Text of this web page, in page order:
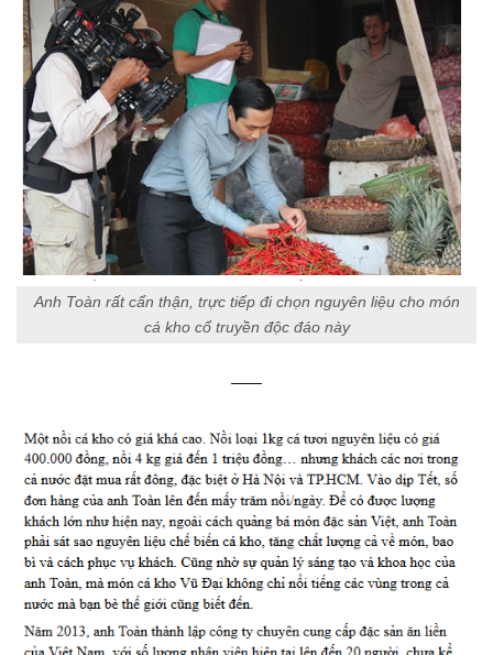
Anh Toàn rất cẩn thận, trực tiếp đi chọn nguyên liệu cho món
cá kho cổ truyền độc đáo này
——